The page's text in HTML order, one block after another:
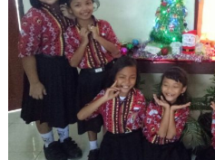
Minimal
Kreasi
Maksimal